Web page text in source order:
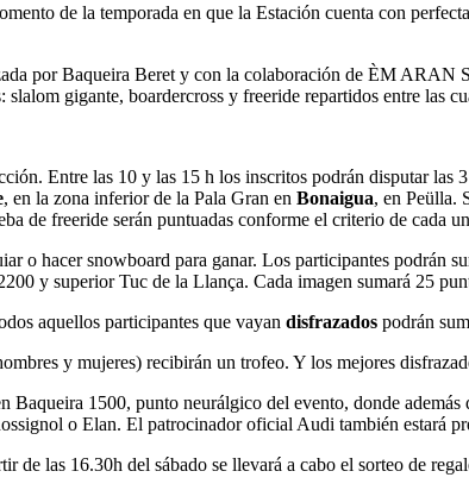
de la temporada en que la Estación cuenta con
por Baqueira Beret y con la colaboración de ÈM ARAN
slalom gigante, boardercross y freeride repartidos entre las
Entre las 10 y las 15 h los inscritos podrán disputar las
, en la zona inferior de la Pala Gran en Bonaigua, en Peülla.
de freeride serán puntuadas conforme el criterio de cada
o hacer snowboard para ganar. Los participantes podrán
y superior Tuc de la Llança. Cada imagen sumará 25
aquellos participantes que vayan disfrazados podrán
y mujeres) recibirán un trofeo. Y los mejores
Baqueira 1500, punto neurálgico del evento, donde
o Elan. El patrocinador oficial Audi también estará
de las 16.30h del sábado se llevará a cabo el sorteo de